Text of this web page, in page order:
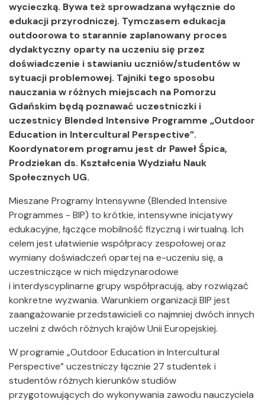
wycieczką. Bywa też sprowadzana wyłącznie do
edukacji przyrodniczej. Tymczasem edukacja
outdoorowa to starannie zaplanowany proces
dydaktyczny oparty na uczeniu się przez
doświadczenie i stawianiu uczniów/studentów w
sytuacji problemowej. Tajniki tego sposobu
nauczania w różnych miejscach na Pomorzu
Gdańskim będą poznawać uczestniczki i
uczestnicy Blended Intensive Programme „Outdoor
Education in Intercultural Perspective”.
Koordynatorem programu jest dr Paweł Śpica,
Prodziekan ds. Kształcenia Wydziału Nauk
Społecznych UG.
Mieszane Programy Intensywne (Blended Intensive
Programmes - BIP) to krótkie, intensywne inicjatywy
edukacyjne, łączące mobilność fizyczną i wirtualną. Ich
celem jest ułatwienie współpracy zespołowej oraz
wymiany doświadczeń opartej na e-uczeniu się, a
uczestniczące w nich międzynarodowe
i interdyscyplinarne grupy współpracują, aby rozwiązać
konkretne wyzwania. Warunkiem organizacji BIP jest
zaangażowanie przedstawicieli co najmniej dwóch innych
uczelni z dwóch różnych krajów Unii Europejskiej.
W programie „Outdoor Education in Intercultural
Perspective” uczestniczy łącznie 27 studentek i
studentów różnych kierunków studiów
przygotowujących do wykonywania zawodu nauczyciela